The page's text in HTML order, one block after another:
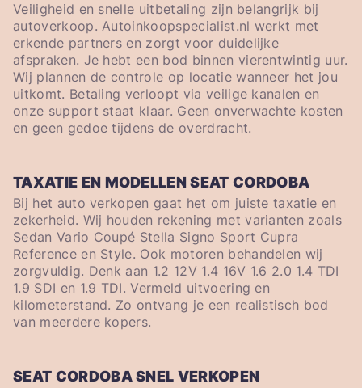
Veiligheid en snelle uitbetaling zijn belangrijk bij
autoverkoop. Autoinkoopspecialist.nl werkt met
erkende partners en zorgt voor duidelijke
afspraken. Je hebt een bod binnen vierentwintig uur.
Wij plannen de controle op locatie wanneer het jou
uitkomt. Betaling verloopt via veilige kanalen en
onze support staat klaar. Geen onverwachte kosten
en geen gedoe tijdens de overdracht.
TAXATIE EN MODELLEN SEAT CORDOBA
Bij het auto verkopen gaat het om juiste taxatie en
zekerheid. Wij houden rekening met varianten zoals
Sedan Vario Coupé Stella Signo Sport Cupra
Reference en Style. Ook motoren behandelen wij
zorgvuldig. Denk aan 1.2 12V 1.4 16V 1.6 2.0 1.4 TDI
1.9 SDI en 1.9 TDI. Vermeld uitvoering en
kilometerstand. Zo ontvang je een realistisch bod
van meerdere kopers.
SEAT CORDOBA SNEL VERKOPEN